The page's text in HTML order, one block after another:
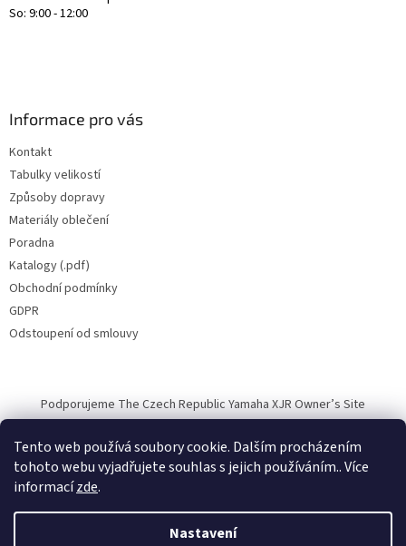
Tento web používá soubory cookie. Dalším procházením
tohoto webu vyjadřujete souhlas s jejich používáním.. Více
informacízde.
Nastavení
So: 9:00 - 12:00
Informace pro vás
Kontakt
Tabulky velikostí
Způsoby dopravy
Materiály oblečení
Poradna
Katalogy (.pdf)
Obchodní podmínky
GDPR
Odstoupení od smlouvy
Podporujeme The Czech Republic Yamaha XJR Owner’s Site